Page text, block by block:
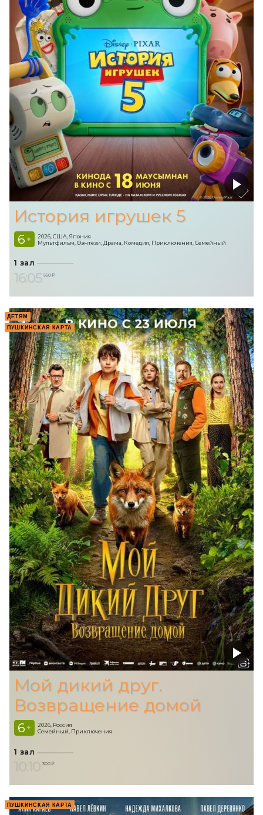
История игрушек 5
6 +
2026, США, Япония
Мультфильм, Фэнтези, Драма, Комедия, Приключения, Семейный
1 зал
16:05 550 ₽
ДЕТЯМ
ПУШКИНСКАЯ КАРТА
Мой дикий друг.
Возвращение домой
6 +
2026, Россия
Семейный, Приключения
1 зал
300 ₽
ПУШКИНСКАЯ КАРТА